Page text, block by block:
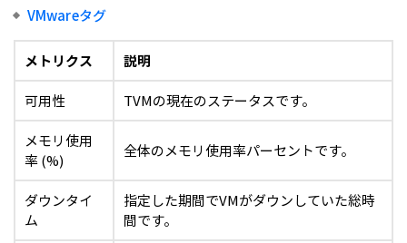
VMwareタグ
メトリクス
説明
可用性
TVMの現在のステータスです。
メモリ使用
率 (%)
全体のメモリ使用率パーセントです。
ダウンタイ
ム
指定した期間でVMがダウンしていた総時
間です。